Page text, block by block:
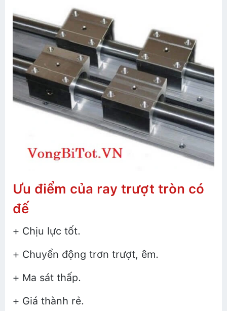
Ưu điểm của ray trượt tròn có
đế
+ Chịu lực tốt.
+ Chuyển động trơn trượt, êm.
+ Ma sát thấp.
+ Giá thành rẻ.